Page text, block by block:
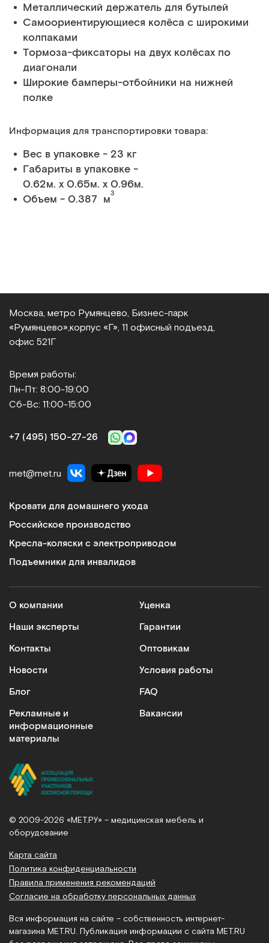
Металлический держатель для бутылей
Самоориентирующиеся колёса с широкими
колпаками
Тормоза-фиксаторы на двух колёсах по
диагонали
Широкие бамперы-отбойники на нижней
полке
Информация для транспортировки товара:
Вес в упаковке - 23 кг
Габариты в упаковке -
0.62м. x 0.65м. x 0.96м.
Объем - 0.387 м3
Москва, метро Румянцево, Бизнес‑парк
«Румянцево», корпус «Г», 11 офисный подъезд,
офис 521Г
Время работы:
Пн-Пт: 8:00-19:00
Сб-Вс: 11:00-15:00
+7 (495) 150‑27‑26
met@met.ru
Кровати для домашнего ухода
Российское производство
Кресла-коляски с электроприводом
Подъемники для инвалидов
О компании
Наши эксперты
Контакты
Новости
Блог
Рекламные и
информационные
материалы
Уценка
Гарантии
Оптовикам
Условия работы
FAQ
Вакансии
© 2009-2026 «МЕТ.РУ» – медицинская мебель и
оборудование
Карта сайта
Политика конфиденциальности
Правила применения рекомендаций
Согласие на обработку персональных данных
Вся информация на сайте – собственность интернет-
магазина MET.RU. Публикация информации с сайта MET.RU